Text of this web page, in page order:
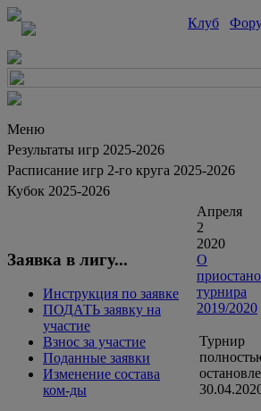
Клуб
Меню
Результаты игр 2025-2026
Расписание игр 2-го круга 2025-2026
Кубок 2025-2026
Заявка в лигу...
Инструкция по заявке
ПОДАТЬ заявку на
участие
Взнос за участие
Поданные заявки
Изменение состава
ком-ды
Апреля
2
2020
О
турнира
2019/2020
Турнир